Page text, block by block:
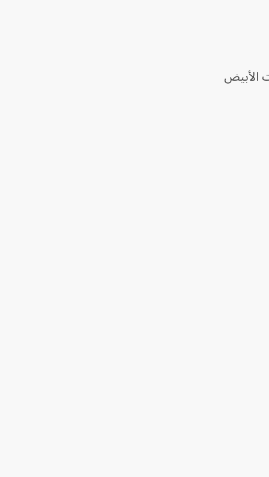
الأبيض